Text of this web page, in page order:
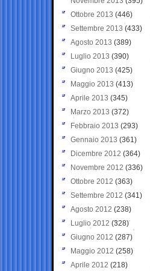
Ottobre 2013 (446)
Settembre 2013 (433)
Agosto 2013 (389)
Luglio 2013 (390)
Giugno 2013 (425)
Maggio 2013 (413)
Aprile 2013 (345)
Marzo 2013 (372)
Febbraio 2013 (293)
Gennaio 2013 (361)
Dicembre 2012 (364)
Novembre 2012 (336)
Ottobre 2012 (363)
Settembre 2012 (341)
Agosto 2012 (238)
Luglio 2012 (328)
Giugno 2012 (287)
Maggio 2012 (258)
Aprile 2012 (218)